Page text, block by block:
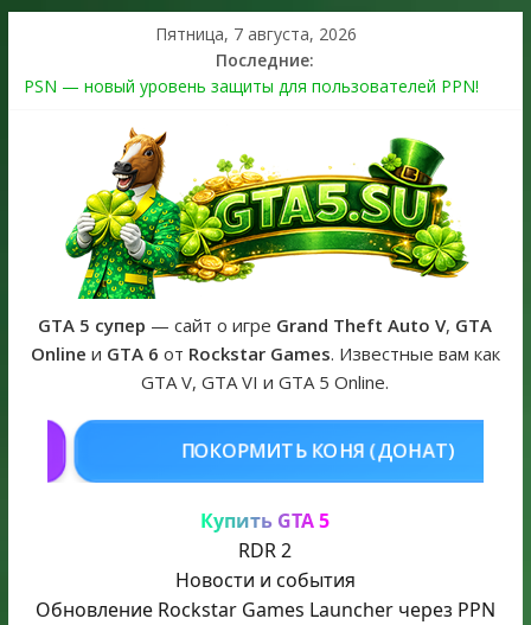
Пятница, 7 августа, 2026
Последние:
PSN — новый уровень защиты для пользователей PPN!
The Kortz Center Heist выйдет в GTA Online уже 14 июля
Регистрация в Rockstar Games Social Club ошибка #1.500.7:
как зарегистрировать аккаунт и войти без проблем в 2026
Получайте особые награды в GTA Online по программе
Fine Art Collector
GTA 6 официальная обложка игры и Предзаказ Grand Theft
Auto VI
GTA 5 супер — сайт о игре Grand Theft Auto V, GTA
Online и GTA 6 от Rockstar Games. Известные вам как
GTA V, GTA VI и GTA 5 Online.
КУПИТЬ GTA 5
Купить GTA 5
RDR 2
Новости и события
Обновление Rockstar Games Launcher через PPN